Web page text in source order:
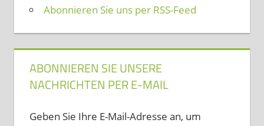
Abonnieren Sie uns per RSS-Feed
ABONNIEREN SIE UNSERE
NACHRICHTEN PER E-MAIL
Geben Sie Ihre E-Mail-Adresse an, um